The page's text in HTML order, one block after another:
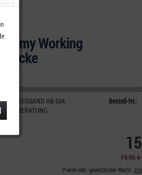
Army Working
VERSAND AB 50€
BERATUNG
Bestell-Nr.:
19,95 €
Preise inkl. gesetzlicher MwSt.